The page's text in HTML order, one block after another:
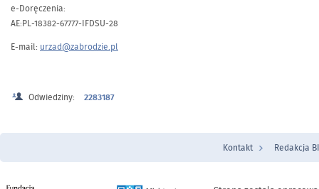
e-Doręczenia:
AE:PL-18382-67777-IFDSU-28
E-mail: urzad@zabrodzie.pl
Odwiedziny: 2283187
Menu Stopka
Kontakt Redakcja